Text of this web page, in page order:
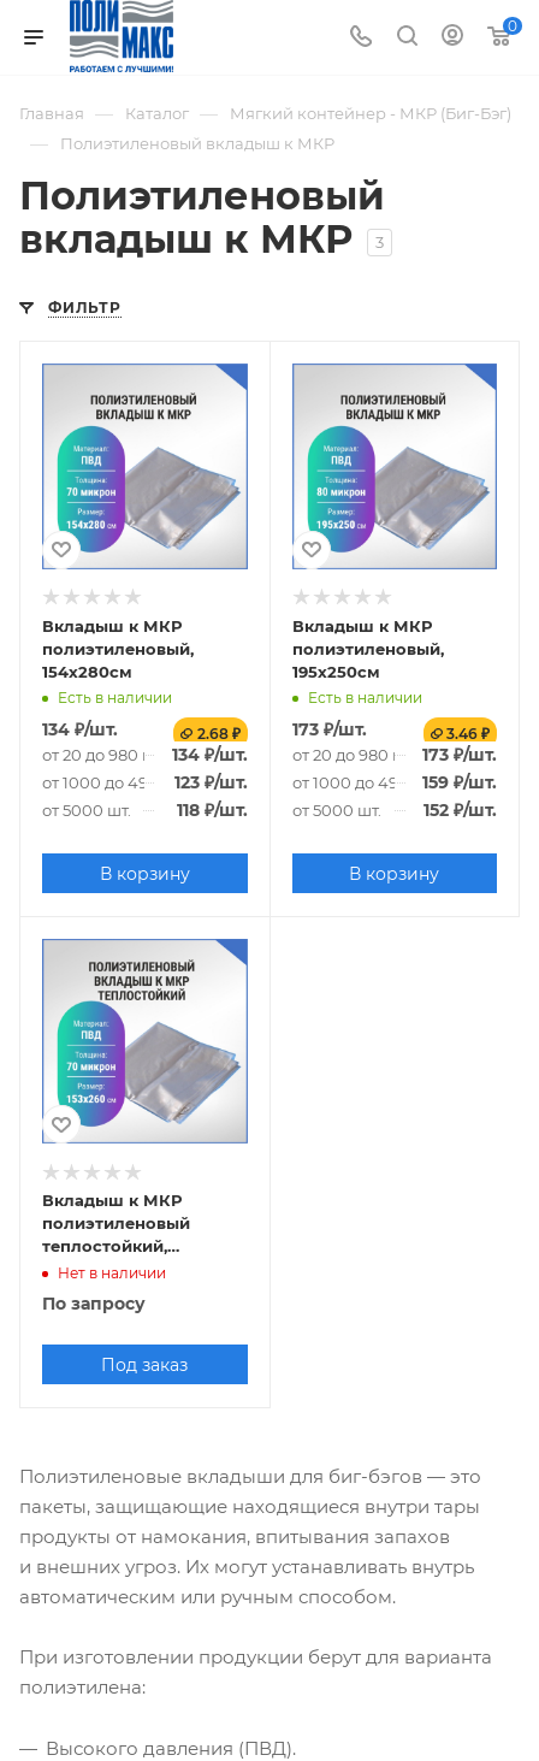
0
Главная — Каталог — Мягкий контейнер - МКР (Биг-Бэг)
— Полиэтиленовый вкладыш к МКР
Полиэтиленовый
вкладыш к МКР
3
ФИЛЬТР
Вкладыш к МКР
полиэтиленовый,
154х280см
Есть в наличии
134 ₽/шт. 2.68 ₽
от 20 до 980 шт. 134₽/шт.
от 1000 до 4980 шт.
123₽/шт.
от 5000 шт. 118₽/шт.
В корзину
Вкладыш к МКР
полиэтиленовый,
195х250см
Есть в наличии
173₽/шт. 3.46 ₽
от 20 до 980 шт. 173 ₽/шт.
от 1000 до 4980 шт.
159 ₽/шт.
от 5000 шт. 152 ₽/шт.
В корзину
Вкладыш к МКР
полиэтиленовый
теплостойкий,
153x260см
Нет в наличии
По запросу
Под заказ
Полиэтиленовые вкладыши для биг-бэгов — это
пакеты, защищающие находящиеся внутри тары
продукты от намокания, впитывания запахов
и внешних угроз. Их могут устанавливать внутрь
автоматическим или ручным способом.
При изготовлении продукции берут для варианта
полиэтилена:
Высокого давления (ПВД).